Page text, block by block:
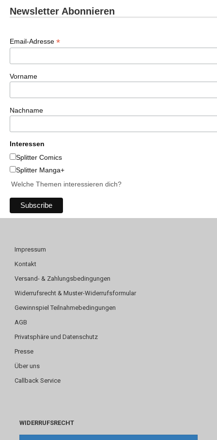
Newsletter Abonnieren
Email-Adresse *
Vorname
Nachname
Interessen
Splitter Comics
Splitter Manga+
Welche Themen interessieren dich?
Impressum
Kontakt
Versand- & Zahlungsbedingungen
Widerrufsrecht & Muster-Widerrufsformular
Gewinnspiel Teilnahmebedingungen
AGB
Privatsphäre und Datenschutz
Presse
Über uns
Callback Service
WIDERRUFSRECHT